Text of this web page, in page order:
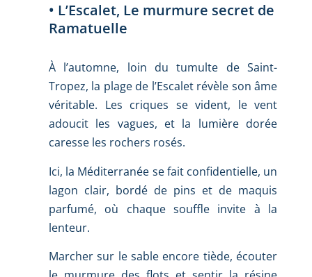
• L’Escalet, Le murmure secret de
Ramatuelle
À l’automne, loin du tumulte de Saint-
Tropez, la plage de l’Escalet révèle son âme
véritable. Les criques se vident, le vent
adoucit les vagues, et la lumière dorée
caresse les rochers rosés.
Ici, la Méditerranée se fait confidentielle, un
lagon clair, bordé de pins et de maquis
parfumé, où chaque souffle invite à la
lenteur.
Marcher sur le sable encore tiède, écouter